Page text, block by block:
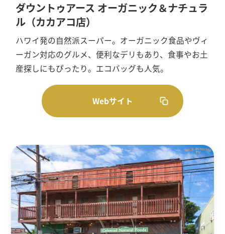
ダウントゥアース オーガニック＆ナチュラ
ル（カカアコ店）
ハワイ発の自然派スーパー。オーガニック食品やヴィ
ーガン対応のグルメ、便利なデリもあり、食事やお土
産探しにもぴったり。エコバッグも人気。
Webサイト